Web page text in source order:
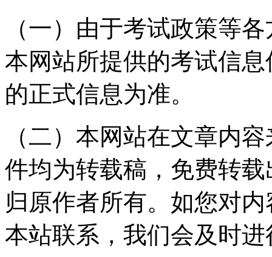
（一）由于考试政策等
本网站所提供的考试信
的正式信息为准。
（二）本网站在文章内
件均为转载稿，免费转
归原作者所有。如您对
本站联系，我们会及时